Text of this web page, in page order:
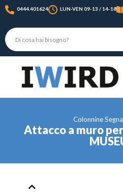
0444.401624 LUN-VEN 09-13 / 14-18
Colonnine
Attacco a muro